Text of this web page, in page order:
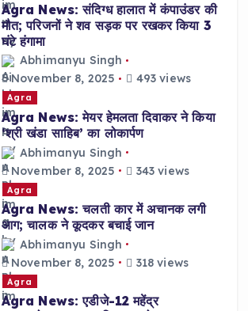
Agra News: संदिग्ध हालात में कंपाउंडर की
मौत; परिजनों ने शव सड़क पर रखकर किया 3
घंटे हंगामा
Abhimanyu Singh
November 8, 2025
493 views
Agra
Agra News: मेयर हेमलता दिवाकर ने किया
‘श्री खंडा साहिब’ का लोकार्पण
Abhimanyu Singh
November 8, 2025
343 views
Agra
Agra News: चलती कार में अचानक लगी
आग; चालक ने कूदकर बचाई जान
Abhimanyu Singh
November 8, 2025
318 views
Agra
Agra News: एडीजे-12 महेंद्र